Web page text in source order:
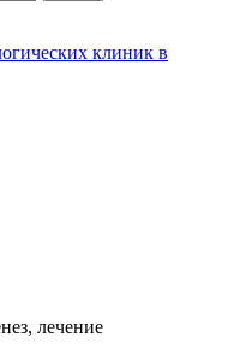
клиник в
лечение